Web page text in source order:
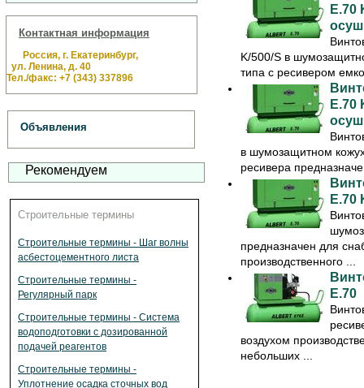
Контактная информация
Россия, г. Екатеринбург,
ул. Ленина, д. 40
Тел./факс: +7 (343) 337896
Объявления
Рекомендуем
Строительные термины
Строительные термины - Шаг волны
асбестоцементного листа
Строительные термины -
Регулярный парк
Строительные термины - Система
водоподготовки с дозированной
подачей реагентов
Строительные термины -
Уплотнение осадка сточных вод
E.70
K/500/S в
типа с ресивером
E.70
в шумозащитном
ресивера
E.70
предназначен для
производственного ...
E.70
воздухом
небольших ...